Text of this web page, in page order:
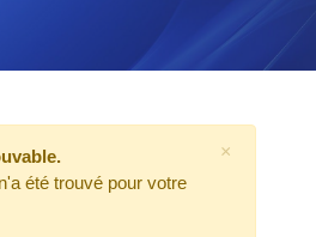
été trouvé pour votre
×